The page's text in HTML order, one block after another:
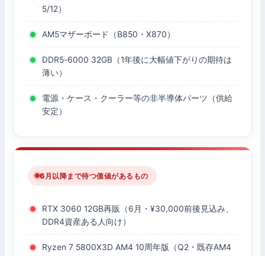
5/12）
AM5マザーボード（B850・X870）
DDR5-6000 32GB（1年後に大幅値下がりの期待は
薄い）
電源・ケース・クーラー等の非半導体パーツ（供給
安定）
6月以降まで待つ価値があるもの
RTX 3060 12GB再販（6月・¥30,000前後見込み、
DDR4資産ある人向け）
Ryzen 7 5800X3D AM4 10周年版（Q2・既存AM4